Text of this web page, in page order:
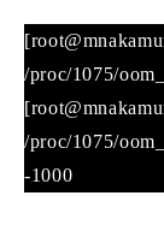
/proc/1075/
/proc/1075/
-1000